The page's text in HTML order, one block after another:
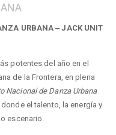
URBANA – JACK UNIT
potentes del año en el
de la Frontera, en plena
Nacional de Danza Urbana
el talento, la energía y
escenario.